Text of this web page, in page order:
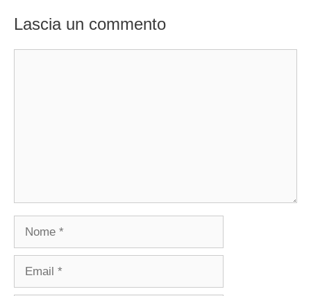
Lascia un commento
Nome
Email